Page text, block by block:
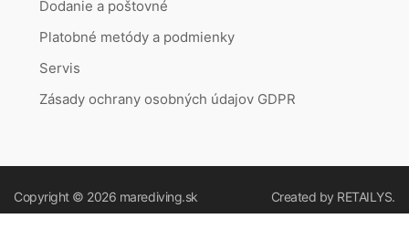
Dodanie a poštovné
Platobné metódy a podmienky
Servis
Zásady ochrany osobných údajov GDPR
Copyright © 2026 marediving.sk Created by RETAILYS.